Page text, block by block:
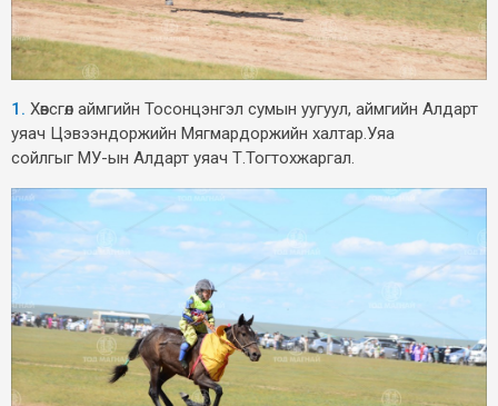
1. Хөвсгөл аймгийн Тосонцэнгэл сумын уугуул, аймгийн Алдарт
уяач Цэвээндоржийн Мягмардоржийн халтар.Уяа
сойлгыг МУ-ын Алдарт уяач Т.Тогтохжаргал.